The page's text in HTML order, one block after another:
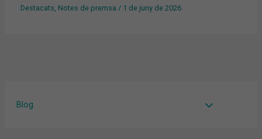
Blog
Destacats, Notes de premsa / 1 de juny de 2026